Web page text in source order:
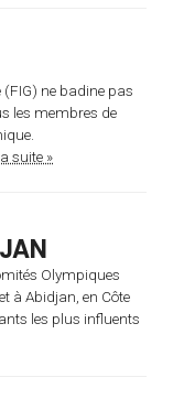
ne badine pas
les membres de
suite »
Olympiques
à Abidjan, en Côte
les plus influents